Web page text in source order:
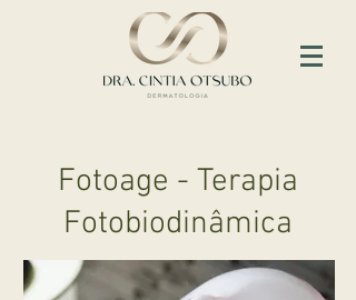
Fotoage - Terapia
Fotobiodinâmica